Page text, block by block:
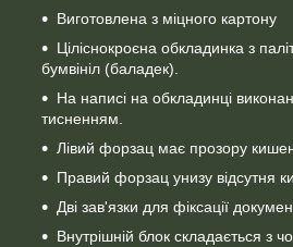
Виготовлена з міцного картону
Ціліснокроєна обкладинка з
бумвініл (баладек).
На написі на обкладинці
тисненням.
Лівий форзац має прозору
Правий форзац унизу відсутня
Дві зав'язки для фіксації
Внутрішній блок складається з